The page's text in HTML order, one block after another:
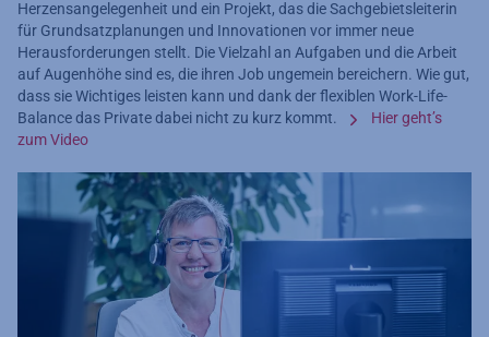
Herzensangelegenheit und ein Projekt, das die Sachgebietsleiterin
für Grundsatzplanungen und Innovationen vor immer neue
Herausforderungen stellt. Die Vielzahl an Aufgaben und die Arbeit
auf Augenhöhe sind es, die ihren Job ungemein bereichern. Wie gut,
dass sie Wichtiges leisten kann und dank der flexiblen Work-Life-
Balance das Private dabei nicht zu kurz kommt.
Hier geht’s
zum Video